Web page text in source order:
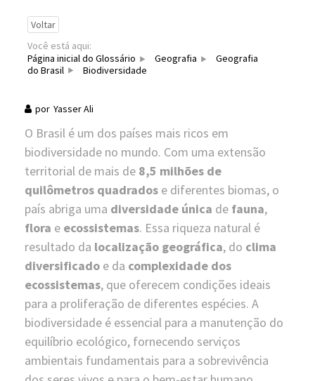
Voltar
Você está aqui:
Página inicial do Glossário
Geografia
Geografia
do Brasil
Biodiversidade
por Yasser Ali
O Brasil é um dos países mais ricos em
biodiversidade no mundo. Com uma extensão
territorial de mais de 8,5 milhões de
quilômetros quadrados e diferentes biomas, o
país abriga uma diversidade única de fauna,
flora e ecossistemas. Essa riqueza natural é
resultado da localização geográfica, do clima
diversificado e da complexidade dos
ecossistemas, que oferecem condições ideais
para a proliferação de diferentes espécies. A
biodiversidade é essencial para a manutenção do
equilíbrio ecológico, fornecendo serviços
ambientais fundamentais para a sobrevivência